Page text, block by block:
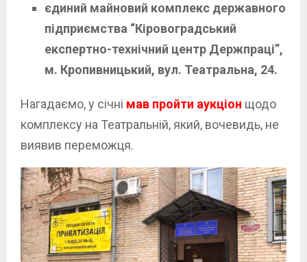
єдиний майновий комплекс державного
підприємства “Кіровоградський
експертно-технічний центр Держпраці”,
м. Кропивницький, вул. Театральна, 24.
Нагадаємо, у січні мав пройти аукціон щодо
комплексу на Театральній, який, вочевидь, не
виявив переможця.